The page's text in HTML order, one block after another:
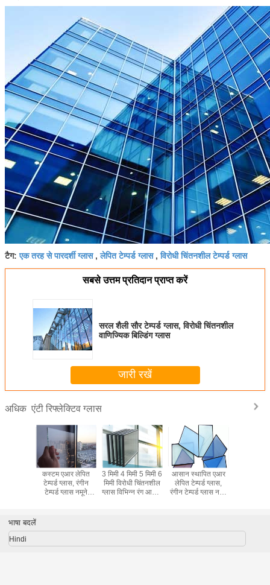
टैग:एक तरह से पारदर्शी ग्लास,लेपित टेम्पर्ड ग्लास,विरोधी चिंतनशील टेम्पर्ड ग्लास
सबसे उत्तम प्रतिदान प्राप्त करें
सरल शैली सौर टेम्पर्ड ग्लास, विरोधी चिंतनशील
वाणिज्यिक बिल्डिंग ग्लास
जारी रखें
अधिक एंटी रिफ्लेक्टिव ग्लास
कस्टम एआर लेपित
टेम्पर्ड ग्लास, रंगीन
टेम्पर्ड ग्लास नमूने
3 मिमी 4 मिमी 5 मिमी 6
मिमी विरोधी चिंतनशील
ग्लास विभिन्न रंग आकार
आसान स्थापित एआर
लेपित टेम्पर्ड ग्लास,
रंगीन टेम्पर्ड ग्लास नमूने
भाषा बदलें
Hindi